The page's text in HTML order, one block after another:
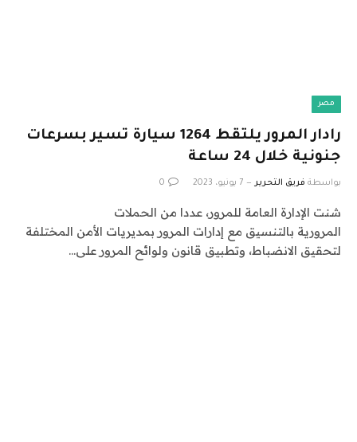
مصر
رادار المرور يلتقط 1264 سيارة تسير بسرعات
جنونية خلال 24 ساعة
بواسطة فريق التحرير 7 يونيو، 2023 0
شنت الإدارة العامة للمرور، عددا من الحملات
المرورية بالتنسيق مع إدارات المرور بمديريات الأمن المختلفة
لتحقيق الانضباط، وتطبيق قانون ولوائح المرور على…